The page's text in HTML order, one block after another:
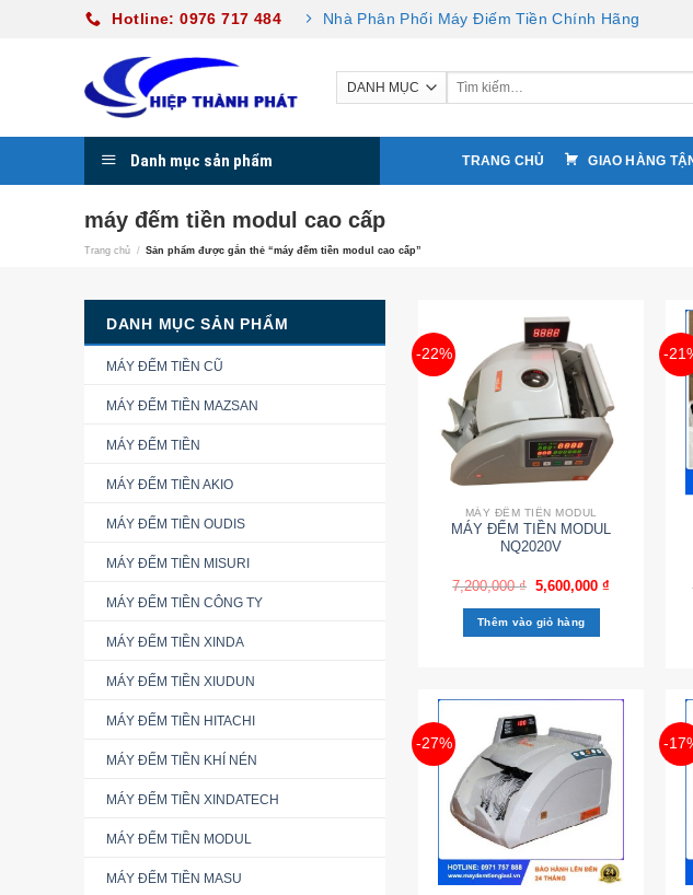
Hotline: 0976 717 484 Nhà Phân Phối Máy Điếm Tiền Chính Hãng
Danh mục sản phẩm TRANG CHỦ GIAO HÀNG
máy đếm tiền modul cao cấp
Trang chủ / Sản phẩm được gắn thẻ “máy đếm tiền modul cao cấp”
DANH MỤC SẢN PHẨM
MÁY ĐẾM TIỀN CŨ
MÁY ĐẾM TIỀN MAZSAN
MÁY ĐẾM TIỀN
MÁY ĐẾM TIỀN AKIO
MÁY ĐẾM TIỀN OUDIS
MÁY ĐẾM TIỀN MISURI
MÁY ĐẾM TIỀN CÔNG TY
MÁY ĐẾM TIỀN XINDA
MÁY ĐẾM TIỀN XIUDUN
MÁY ĐẾM TIỀN HITACHI
MÁY ĐẾM TIỀN KHÍ NÉN
MÁY ĐẾM TIỀN XINDATECH
MÁY ĐẾM TIỀN MODUL
MÁY ĐẾM TIỀN MASU
-22%
MÁY ĐẾM TIỀN MODUL
MÁY ĐẾM TIỀN MODUL
NQ2020V
7,200,000₫ 5,600,000₫
Thêm vào giỏ hàng
-
-27% -